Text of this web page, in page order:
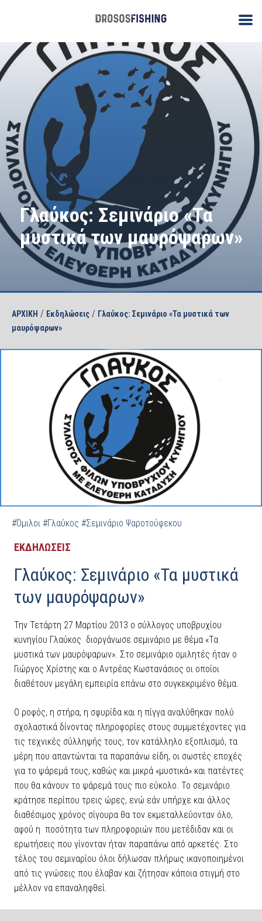
Γλαύκος: Σεμινάριο «Τα
μυστικά των μαυρόψαρων»
ΑΡΧΙΚΗ / Εκδηλώσεις / Γλαύκος: Σεμινάριο «Τα μυστικά των
μαυρόψαρων»
#Όμιλοι #Γλαύκος #Σεμινάριο Ψαροτούφεκου
ΕΚΔΗΛΩΣΕΙΣ
Γλαύκος: Σεμινάριο «Τα μυστικά
των μαυρόψαρων»
Την Τετάρτη 27 Μαρτίου 2013 ο σύλλογος υποβρυχίου
κυνηγίου Γλαύκος διοργάνωσε σεμινάριο με θέμα «Τα
μυστικά των μαυρόψαρων». Στο σεμινάριο ομιλητές ήταν ο
Γιώργος Χρίστης και ο Αντρέας Κωστανάσιος οι οποίοι
διαθέτουν μεγάλη εμπειρία επάνω στο συγκεκριμένο θέμα.
Ο ροφός, η στήρα, η σφυρίδα και η πίγγα αναλύθηκαν πολύ
σχολαστικά δίνοντας πληροφορίες στους συμμετέχοντες για
τις τεχνικές σύλληψής τους, τον κατάλληλο εξοπλισμό, τα
μέρη που απαντώνται τα παραπάνω είδη, οι σωστές εποχές
για το ψάρεμά τους, καθώς και μικρά «μυστικά» και πατέντες
που θα κάνουν το ψάρεμά τους πιο εύκολο. Το σεμινάριο
κράτησε περίπου τρεις ώρες, ενώ εάν υπήρχε και άλλος
διαθέσιμος χρόνος σίγουρα θα τον εκμεταλλεύονταν όλο,
αφού η ποσότητα των πληροφοριών που μετέδιδαν και οι
ερωτήσεις που γίνονταν ήταν παραπάνω από αρκετές. Στο
τέλος του σεμιναρίου όλοι δήλωσαν πλήρως ικανοποιημένοι
από τις γνώσεις που έλαβαν και ζήτησαν κάποια στιγμή στο
μέλλον να επαναληφθεί.